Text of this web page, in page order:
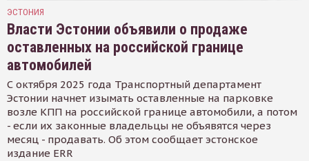
ЭСТОНИЯ
Власти Эстонии объявили о продаже
оставленных на российской границе
автомобилей
С октября 2025 года Транспортный департамент
Эстонии начнет изымать оставленные на парковке
возле КПП на российской границе автомобили, а потом
- если их законные владельцы не объявятся через
месяц - продавать. Об этом сообщает эстонское
издание ERR